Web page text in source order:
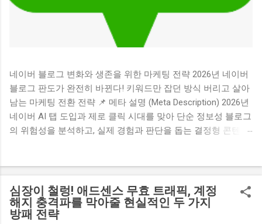
네이버 블로그 변화와 생존을 위한 마케팅 전략 2026년 네이버
블로그 판도가 완전히 바뀐다! 키워드만 잡던 방식 버리고 살아
남는 마케팅 전환 전략 📌 메타 설명 (Meta Description) 2026년
네이버 AI 탭 도입과 제로 클릭 시대를 맞아 단순 정보성 블로그
의 위험성을 분석하고, 실제 경험과 판단을 돕는 결정형 콘텐츠
형 3. 끝까지 선택받는 블로그의 핵심 비밀 3가지 4. 단순한 수익
형 채널을 넘어 설득과 전환의 도구로 5. 전문성과 신뢰를 쌓는
마케팅 기술로서의 접근법 1. 검색 생태계의 거대한 지각변동과
심장이 철렁! 애드센스 무효 트래픽, 계정
해지 충격파를 막아줄 현실적인 두 가지
방패 전략